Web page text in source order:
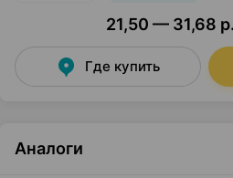
21,50 — 31,68 р.
Где купить
Аналоги